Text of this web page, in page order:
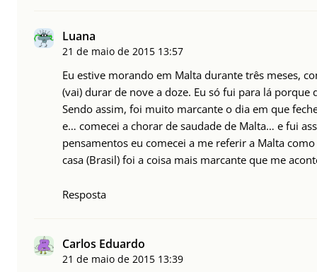
Luana
21 de maio de 2015 13:57
Eu estive morando em Malta durante três meses,
(vai) durar de nove a doze. Eu só fui para lá
Sendo assim, foi muito marcante o dia em que
e… comecei a chorar de saudade de Malta… e fui
pensamentos eu comecei a me referir a Malta
casa (Brasil) foi a coisa mais marcante que me
Resposta
Carlos Eduardo
21 de maio de 2015 13:39